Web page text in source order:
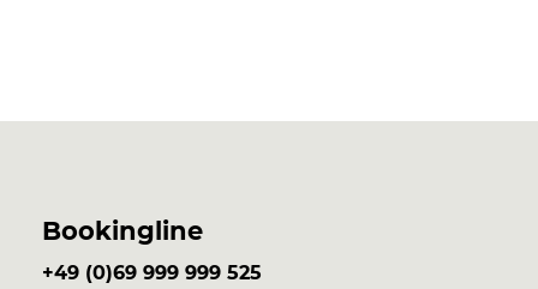
Bookingline
+49 (0)69 999 999 525